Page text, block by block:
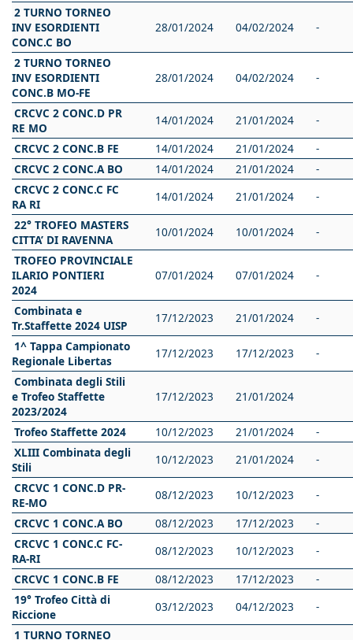
2 TURNO TORNEO
INV ESORDIENTI
CONC.C BO
28/01/2024 04/02/2024 -
2 TURNO TORNEO
INV ESORDIENTI
CONC.B MO-FE
28/01/2024 04/02/2024 -
CRCVC 2 CONC.D PR
RE MO
14/01/2024 21/01/2024
-
CRCVC 2 CONC.B FE
14/01/2024 21/01/2024
-
CRCVC 2 CONC.A BO
14/01/2024 21/01/2024
-
CRCVC 2 CONC.C FC
RA RI
14/01/2024 21/01/2024
-
22° TROFEO MASTERS
CITTA’ DI RAVENNA
10/01/2024 10/01/2024
-
TROFEO PROVINCIALE
ILARIO PONTIERI
2024
07/01/2024 07/01/2024 -
Combinata e
Tr.Staffette 2024 UISP
17/12/2023 21/01/2024
-
1^ Tappa Campionato
Regionale Libertas
17/12/2023 17/12/2023
-
Combinata degli Stili
e Trofeo Staffette
2023/2024
17/12/2023 21/01/2024
Trofeo Staffette 2024 10/12/2023 21/01/2024
-
XLIII Combinata degli
Stili
10/12/2023 21/01/2024
-
CRCVC 1 CONC.D PR-
RE-MO
08/12/2023 10/12/2023
-
CRCVC 1 CONC.A BO
08/12/2023 17/12/2023
-
CRCVC 1 CONC.C FC-
RA-RI
08/12/2023 10/12/2023
-
CRCVC 1 CONC.B FE
08/12/2023 17/12/2023
-
19° Trofeo Città di
Riccione
03/12/2023 04/12/2023
-
1 TURNO TORNEO